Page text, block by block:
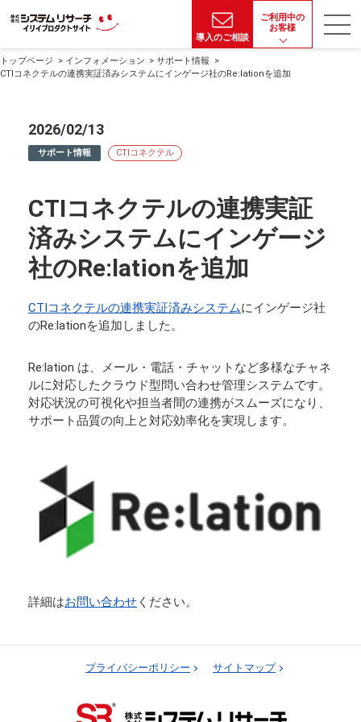
導入のご相談
ご利用中の
お客様
トップページ インフォメーション
サポート情報
CTIコネクテルの連携実証済みシステムにインゲージ社のRe:lationを追加
2026/02/13
サポート情報 CTIコネクテル
CTIコネクテルの連携実証
済みシステムにインゲージ
社のRe:lationを追加
CTIコネクテルの連携実証済みシステムにインゲージ社
のRe:lationを追加しました。
Re:lation は、メール・電話・チャットなど多様なチャネ
ルに対応したクラウド型問い合わせ管理システムです。
対応状況の可視化や担当者間の連携がスムーズになり、
サポート品質の向上と対応効率化を実現します。
詳細はお問い合わせ ください。
プライバシーポリシー サイトマップ